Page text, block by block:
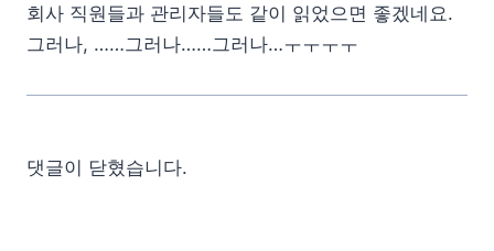
회사 직원들과 관리자들도 같이 읽었으면 좋겠네요.
그러나, ……그러나……그러나…ㅜㅜㅜㅜ
댓글이 닫혔습니다.